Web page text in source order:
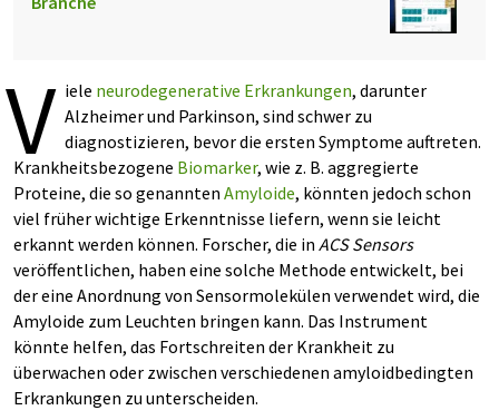
V iele neurodegenerative Erkrankungen, darunter
Alzheimer und Parkinson, sind schwer zu
diagnostizieren, bevor die ersten Symptome auftreten.
Krankheitsbezogene Biomarker, wie z. B. aggregierte
Proteine, die so genannten Amyloide, könnten jedoch schon
viel früher wichtige Erkenntnisse liefern, wenn sie leicht
erkannt werden können. Forscher, die in ACS Sensors
veröffentlichen, haben eine solche Methode entwickelt, bei
der eine Anordnung von Sensormolekülen verwendet wird, die
Amyloide zum Leuchten bringen kann. Das Instrument
könnte helfen, das Fortschreiten der Krankheit zu
überwachen oder zwischen verschiedenen amyloidbedingten
Erkrankungen zu unterscheiden.